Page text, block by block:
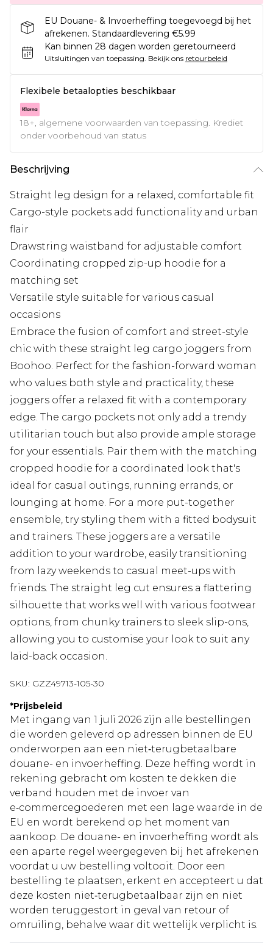
EU Douane- & Invoerheffing toegevoegd bij het
afrekenen. Standaardlevering €5.99
Kan binnen 28 dagen worden geretourneerd
Uitsluitingen van toepassing. Bekijk ons retourbeleid
Flexibele betaalopties beschikbaar
18+, algemene voorwaarden van toepassing. Krediet
onder voorbehoud van status
Beschrijving
Straight leg design for a relaxed, comfortable fit
Cargo-style pockets add functionality and urban
flair
Drawstring waistband for adjustable comfort
Coordinating cropped zip-up hoodie for a
matching set
Versatile style suitable for various casual
occasions
Embrace the fusion of comfort and street-style
chic with these straight leg cargo joggers from
Boohoo. Perfect for the fashion-forward woman
who values both style and practicality, these
joggers offer a relaxed fit with a contemporary
edge. The cargo pockets not only add a trendy
utilitarian touch but also provide ample storage
for your essentials. Pair them with the matching
cropped hoodie for a coordinated look that's
ideal for casual outings, running errands, or
lounging at home. For a more put-together
ensemble, try styling them with a fitted bodysuit
and trainers. These joggers are a versatile
addition to your wardrobe, easily transitioning
from lazy weekends to casual meet-ups with
friends. The straight leg cut ensures a flattering
silhouette that works well with various footwear
options, from chunky trainers to sleek slip-ons,
allowing you to customise your look to suit any
laid-back occasion.
SKU: GZZ49713-105-30
*Prijsbeleid
Met ingang van 1 juli 2026 zijn alle bestellingen
die worden geleverd op adressen binnen de EU
onderworpen aan een niet‑terugbetaalbare
douane- en invoerheffing. Deze heffing wordt in
rekening gebracht om kosten te dekken die
verband houden met de invoer van
e‑commercegoederen met een lage waarde in de
EU en wordt berekend op het moment van
aankoop. De douane- en invoerheffing wordt als
een aparte regel weergegeven bij het afrekenen
voordat u uw bestelling voltooit. Door een
bestelling te plaatsen, erkent en accepteert u dat
deze kosten niet‑terugbetaalbaar zijn en niet
worden teruggestort in geval van retour of
omruiling, behalve waar dit wettelijk verplicht is.